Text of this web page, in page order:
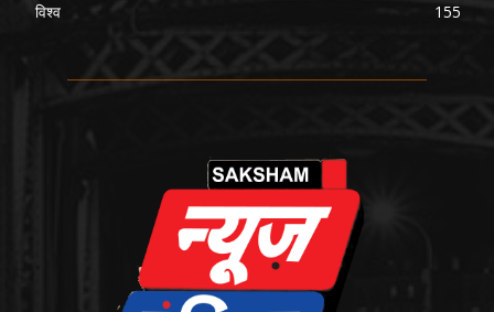
विश्व
155